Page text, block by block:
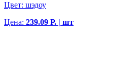
Цвет: шэдоу
Цена: 239.09 Р. | шт